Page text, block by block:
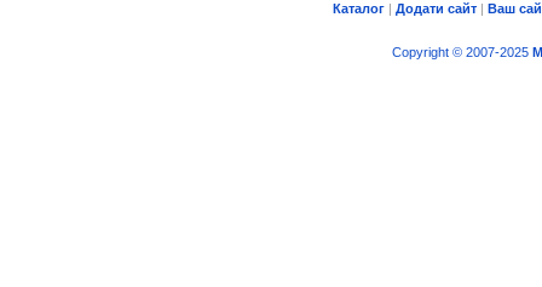
Каталог | Додати сайт | Ваш
Copyright © 2007-2025